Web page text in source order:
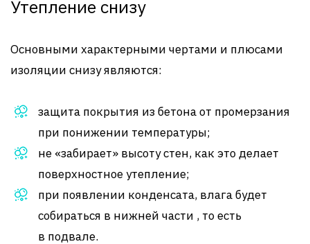
Утепление снизу
Основными характерными чертами и плюсами
изоляции снизу являются:
защита покрытия из бетона от промерзания
при понижении температуры;
не «забирает» высоту стен, как это делает
поверхностное утепление;
при появлении конденсата, влага будет
собираться в нижней части , то есть
в подвале.